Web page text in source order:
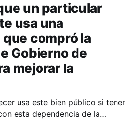
un particular
usa una
compró la
Gobierno de
mejorar la
usa este bien público si tener
esta dependencia de la